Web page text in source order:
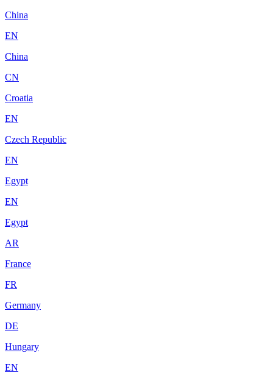
China
EN
China
CN
Croatia
EN
Czech Republic
EN
Egypt
EN
Egypt
AR
France
FR
Germany
DE
Hungary
EN